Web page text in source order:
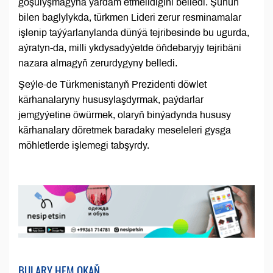
bilen baglylykda, türkmen Lideri zerur resminamalar
işlenip taýýarlanylanda dünýä tejribesinde bu ugurda,
aýratyn-da, milli ykdysadyýetde öňdebaryjy tejribäni
nazara almagyň zerurdygyny belledi.
Şeýle-de Türkmenistanyň Prezidenti döwlet
kärhanalaryny hususylaşdyrmak, paýdarlar
jemgyýetine öwürmek, olaryň binýadynda hususy
kärhanalary döretmek baradaky meseleleri gysga
möhletlerde işlemegi tabşyrdy.